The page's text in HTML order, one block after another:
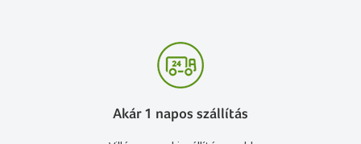
Akár 1 napos szállítás